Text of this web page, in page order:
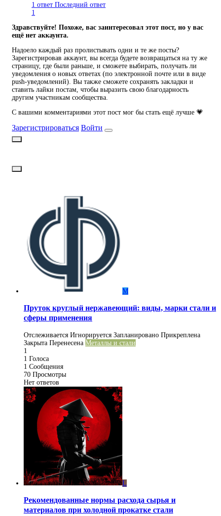
1 ответ Последний ответ
1
Здравствуйте! Похоже, вас заинтересовал этот пост, но у вас
ещё нет аккаунта.
Надоело каждый раз пролистывать одни и те же посты?
Зарегистрировав аккаунт, вы всегда будете возвращаться на ту же
страницу, где были раньше, и сможете выбирать, получать ли
уведомления о новых ответах (по электронной почте или в виде
push-уведомлений). Вы также сможете сохранять закладки и
ставить лайки постам, чтобы выразить свою благодарность
другим участникам сообщества.
С вашими комментариями этот пост мог бы стать ещё лучше 💗
Зарегистрироваться Войти
М
Пруток круглый нержавеющий: виды, марки стали и
сферы применения
Отслеживается Игнорируется Запланировано Прикреплена
Закрыта Перенесена Металлы и стали
1
1 Голоса
1 Сообщения
70 Просмотры
Нет ответов
L
Рекомендованные нормы расхода сырья и
материалов при холодной прокатке стали